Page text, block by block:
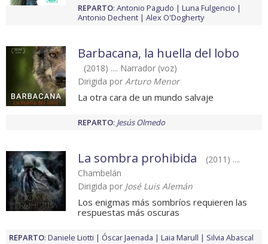
REPARTO: Antonio Pagudo
Luna Fulgencio
Antonio Dechent
Alex O'Dogherty
Barbacana, la huella del lobo
(2018) .... Narrador (voz)
Dirigida por Arturo Menor
La otra cara de un mundo salvaje
REPARTO: Jesús Olmedo
La sombra prohibida
(2011) ....
Chambelán
Dirigida por José Luis Alemán
Los enigmas más sombríos requieren las
respuestas más oscuras
REPARTO: Daniele Liotti Óscar Jaenada Laia Marull Silvia Abascal